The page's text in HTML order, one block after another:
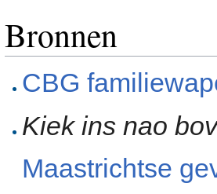
Bronnen
CBG
Kiek ins nao
Maastrichtse